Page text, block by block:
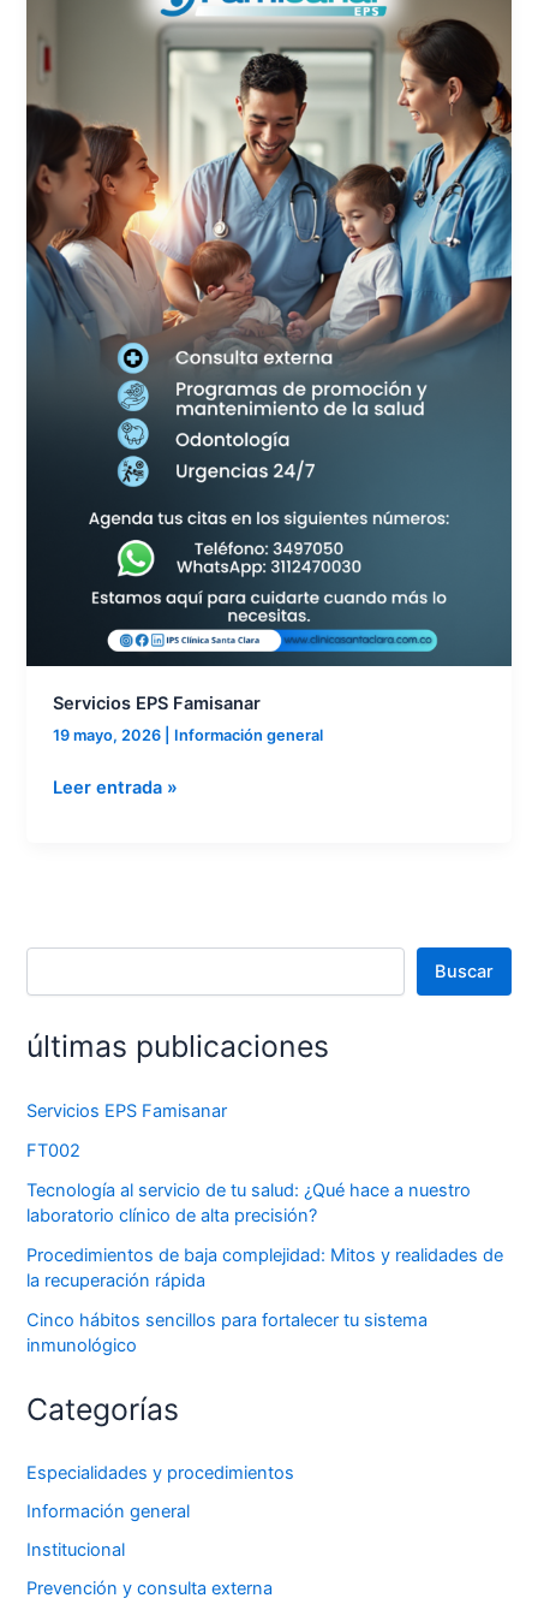
Servicios EPS Famisanar
19 mayo, 2026 Información general
Leer entrada »
Buscar
últimas publicaciones
Servicios EPS Famisanar
FT002
Tecnología al servicio de tu salud: ¿Qué hace a nuestro
laboratorio clínico de alta precisión?
Procedimientos de baja complejidad: Mitos y realidades de
la recuperación rápida
Cinco hábitos sencillos para fortalecer tu sistema
inmunológico
Categorías
Especialidades y procedimientos
Información general
Institucional
Prevención y consulta externa